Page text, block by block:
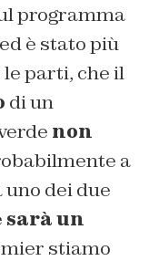
programma
è stato più
parti, che il
di un
non
a
uno dei due
sarà un
stiamo